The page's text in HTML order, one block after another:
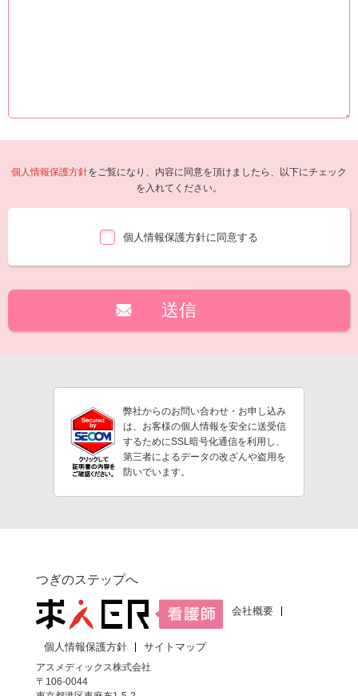
個人情報保護方針をご覧になり、内容に同意を頂けましたら、以下にチェック
を入れてください。
個人情報保護方針に同意する
弊社からのお問い合わせ・お申し込み
は、お客様の個人情報を安全に送受信
するためにSSL暗号化通信を利用し、
第三者によるデータの改ざんや盗用を
防いでいます。
つぎのステップへ
会社概要
個人情報保護方針
サイトマップ
アスメディックス株式会社
〒106-0044